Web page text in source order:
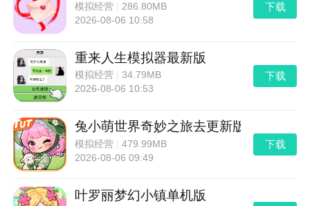
模拟经营 |286.80MB
2026-08-06 10:58
下载
重来人生模拟器最新版
模拟经营 |34.79MB
2026-08-06 10:53
下载
兔小萌世界奇妙之旅去更新版
模拟经营 |479.99MB
2026-08-06 09:49
下载
叶罗丽梦幻小镇单机版